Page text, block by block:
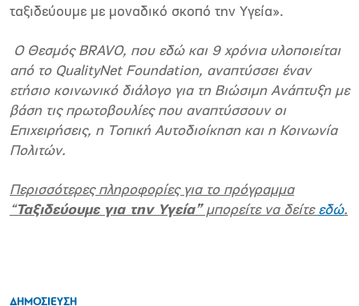
ταξιδεύουμε με μοναδικό σκοπό την Υγεία».
Ο Θεσμός BRAVO, που εδώ και 9 χρόνια υλοποιείται
από το QualityNet Foundation, αναπτύσσει έναν
ετήσιο κοινωνικό διάλογο για τη Βιώσιμη Ανάπτυξη με
βάση τις πρωτοβουλίες που αναπτύσσουν οι
Επιχειρήσεις, η Τοπική Αυτοδιοίκηση και η Κοινωνία
Πολιτών.
Περισσότερες πληροφορίες για το πρόγραμμα
“Ταξιδεύουμε για την Υγεία”μπορείτε να δείτε εδώ.
ΔΗΜΟΣΙΕΥΣΗ